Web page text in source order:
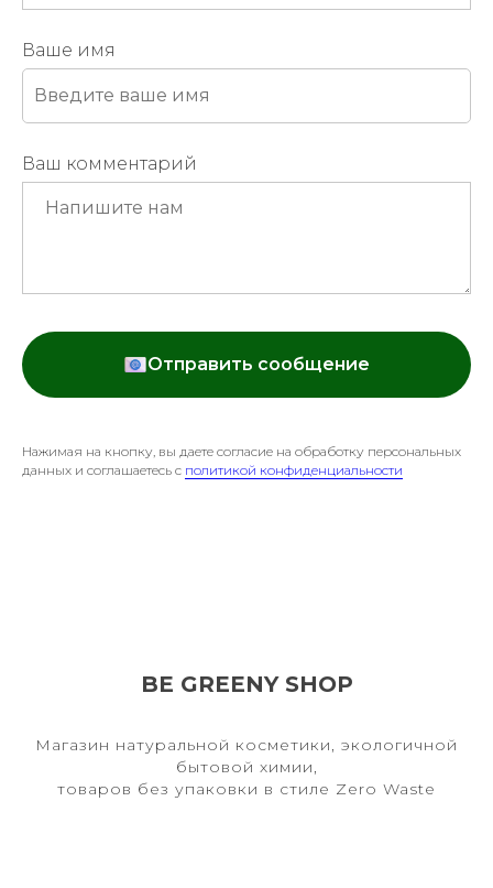
Ваше имя
Ваш комментарий
Отправить сообщение
Нажимая на кнопку, вы даете согласие на обработку персональных
данных и соглашаетесь c политикой конфиденциальности
BE GREENY SHOP
Магазин натуральной косметики, экологичной
бытовой химии,
товаров без упаковки в стиле Zero Waste